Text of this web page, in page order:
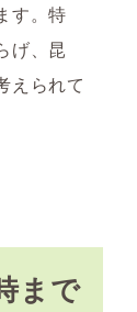
す。特
げ、昆
えられて
まで